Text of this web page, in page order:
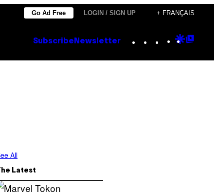
Go Ad Free LOGIN / SIGN UP + FRANÇAIS
Subscribe Newsletter Instagram
TikTok
YouTube
Google
All
Latest